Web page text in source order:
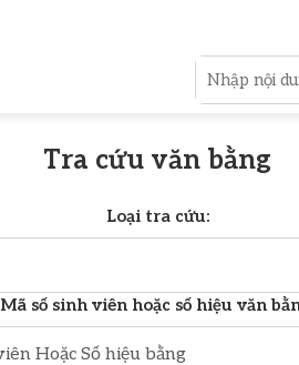
Tra cứu văn bằng
Loại tra cứu:
Mã số sinh viên hoặc số hiệu văn